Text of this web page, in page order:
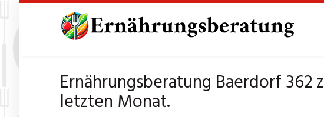
Ernährungsberatung Baerdorf 362
letzten Monat.